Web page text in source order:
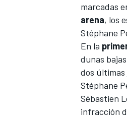
marcadas
arena, los
Stéphane
En la
dunas
dos últimas
Stéphane
Sébastien
infracción